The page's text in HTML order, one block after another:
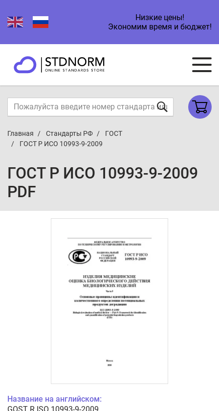
Низкие цены!
Экономим время и бюджет!
Главная Стандарты РФ
ГОСТ
ГОСТ Р ИСО 10993-9-2009
ГОСТ Р ИСО 10993-9-2009
PDF
Название на английском: